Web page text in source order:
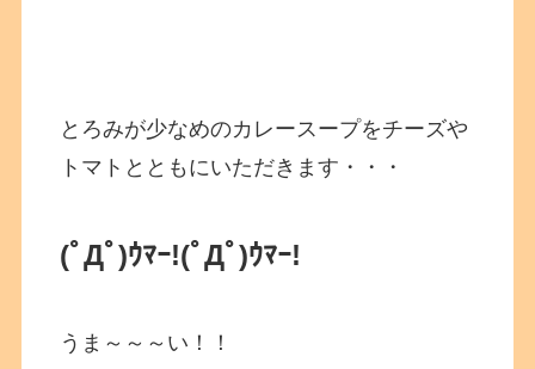
とろみが少なめのカレースープをチーズや
トマトとともにいただきます・・・
(ﾟДﾟ)ｳﾏｰ!(ﾟДﾟ)ｳﾏｰ!
うま～～～い！！